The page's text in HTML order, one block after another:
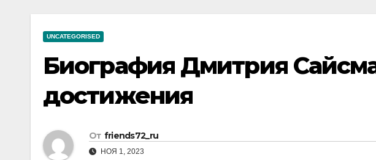
UNCATEGORISED
Биография Дмитрия
достижения
От friends72_ru
НОЯ 1, 2023